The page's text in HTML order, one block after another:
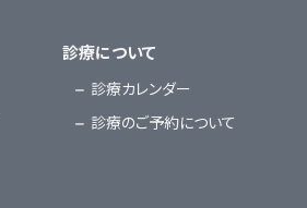
診療について
診療カレンダー
診療のご予約について